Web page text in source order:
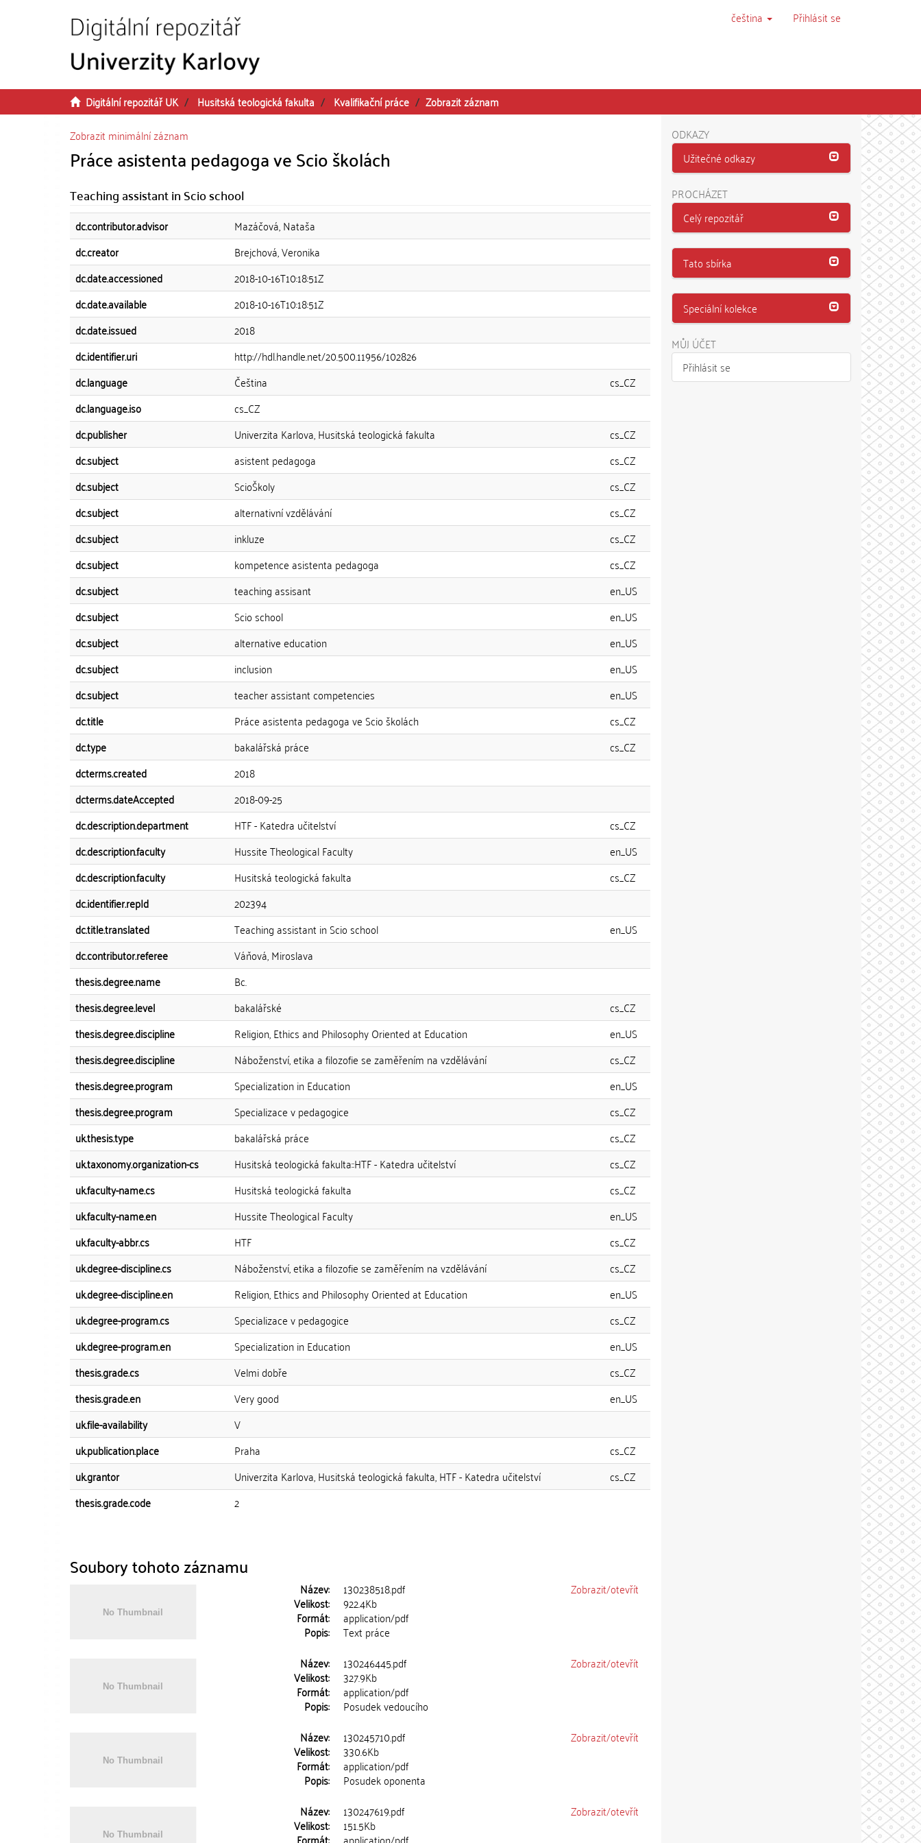
čeština Přihlásit se
Digitální repozitář UK Husitská teologická fakulta Kvalifikační práce
Zobrazit záznam
Zobrazit minimální záznam
Práce asistenta pedagoga ve Scio školách
Teaching assistant in Scio school
dc.contributor.advisor
Mazáčová, Nataša
dc.creator
Brejchová, Veronika
dc.date.accessioned
2018-10-16T10:18:51Z
dc.date.available
2018-10-16T10:18:51Z
dc.date.issued
2018
dc.identifier.uri
http://hdl.handle.net/20.500.11956/102826
dc.language
Čeština
cs_CZ
dc.language.iso
cs_CZ
dc.publisher
Univerzita Karlova, Husitská teologická fakulta
cs_CZ
dc.subject
asistent pedagoga
cs_CZ
dc.subject
ScioŠkoly
cs_CZ
dc.subject
alternativní vzdělávání
cs_CZ
dc.subject
inkluze
cs_CZ
dc.subject
kompetence asistenta pedagoga
cs_CZ
dc.subject
teaching assisant
en_US
dc.subject
Scio school
en_US
dc.subject
alternative education
en_US
dc.subject
inclusion
en_US
dc.subject
teacher assistant competencies
en_US
dc.title
Práce asistenta pedagoga ve Scio školách
cs_CZ
dc.type
bakalářská práce
cs_CZ
dcterms.created
2018
dcterms.dateAccepted
2018-09-25
dc.description.department
HTF - Katedra učitelství
cs_CZ
dc.description.faculty
Hussite Theological Faculty
en_US
dc.description.faculty
Husitská teologická fakulta
cs_CZ
dc.identifier.repId
202394
dc.title.translated
Teaching assistant in Scio school
en_US
dc.contributor.referee
Váňová, Miroslava
thesis.degree.name
Bc.
thesis.degree.level
bakalářské
cs_CZ
thesis.degree.discipline
Religion, Ethics and Philosophy Oriented at Education
en_US
thesis.degree.discipline
Náboženství, etika a filozofie se zaměřením na vzdělávání
cs_CZ
thesis.degree.program
Specialization in Education
en_US
thesis.degree.program
Specializace v pedagogice
cs_CZ
uk.thesis.type
bakalářská práce
cs_CZ
uk.taxonomy.organization-cs
Husitská teologická fakulta::HTF - Katedra učitelství
cs_CZ
uk.faculty-name.cs
Husitská teologická fakulta
cs_CZ
uk.faculty-name.en
Hussite Theological Faculty
en_US
uk.faculty-abbr.cs
HTF
cs_CZ
uk.degree-discipline.cs
Náboženství, etika a filozofie se zaměřením na vzdělávání
cs_CZ
uk.degree-discipline.en
Religion, Ethics and Philosophy Oriented at Education
en_US
uk.degree-program.cs
Specializace v pedagogice
cs_CZ
uk.degree-program.en
Specialization in Education
en_US
thesis.grade.cs
Velmi dobře
cs_CZ
thesis.grade.en
Very good
en_US
uk.file-availability
V
uk.publication.place
Praha
cs_CZ
uk.grantor
Univerzita Karlova, Husitská teologická fakulta, HTF - Katedra učitelství
cs_CZ
thesis.grade.code
2
Soubory tohoto záznamu
Název: 130238518.pdf
Velikost: 922.4Kb
Formát: application/pdf
Popis: Text práce
Zobrazit/otevřít
Název: 130246445.pdf
Velikost: 327.9Kb
Formát: application/pdf
Popis: Posudek vedoucího
Zobrazit/otevřít
Název: 130245710.pdf
Velikost: 330.6Kb
Formát: application/pdf
Popis: Posudek oponenta
Zobrazit/otevřít
Název: 130247619.pdf
Velikost: 151.5Kb
Zobrazit/otevřít
ODKAZY
Užitečné odkazy
PROCHÁZET
Celý repozitář
Tato sbírka
Speciální kolekce
MŮJ ÚČET
Přihlásit se